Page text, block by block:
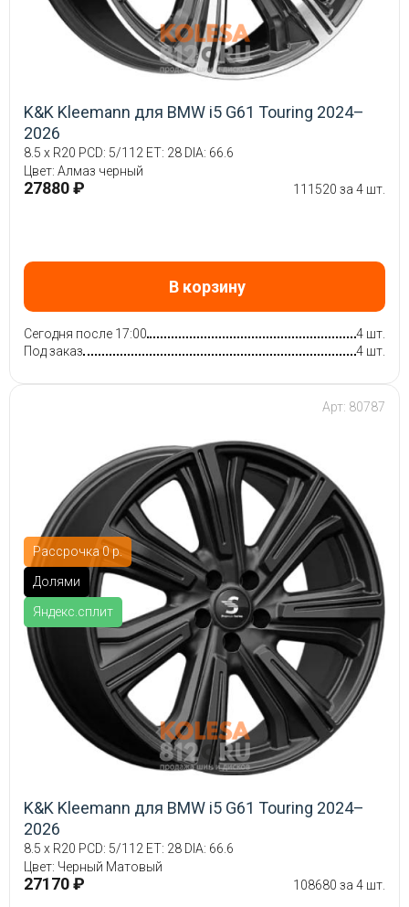
K&K Kleemann для BMW i5 G61 Touring 2024–
2026
8.5 x R20 PCD: 5/112 ET: 28 DIA: 66.6
Цвет: Алмаз черный
27880 ₽ 111520 за 4 шт.
В корзину
Сегодня после 17:00
4 шт.
Под заказ
4 шт.
Рассрочка 0 р.
Долями
Яндекс.сплит
Арт: 80787
K&K Kleemann для BMW i5 G61 Touring 2024–
2026
8.5 x R20 PCD: 5/112 ET: 28 DIA: 66.6
Цвет: Черный Матовый
27170 ₽ 108680 за 4 шт.